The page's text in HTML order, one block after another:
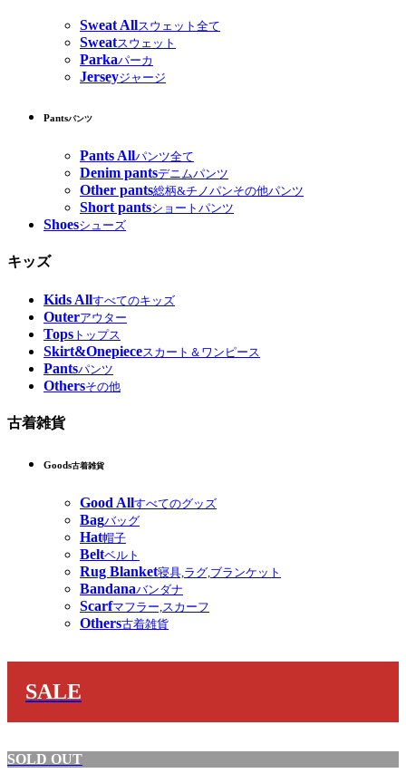
Sweat Allスウェット全て
Sweatスウェット
Parkaパーカ
Jerseyジャージ
Pantsパンツ
Pants Allパンツ全て
Denim pantsデニムパンツ
Other pants総柄&チノパンその他パンツ
Short pantsショートパンツ
Shoesシューズ
キッズ
Kids Allすべてのキッズ
Outerアウター
Tops トップス
Skirt&Onepieceスカート＆ワンピース
Pantsパンツ
Othersその他
古着雑貨
Goods古着雑貨
Good Allすべてのグッズ
Bagバッグ
Hat帽子
Beltベルト
Rug Blanket寝具,ラグ,ブランケット
Bandanaバンダナ
Scarfマフラー,スカーフ
Others古着雑貨
SALE
SOLD OUT